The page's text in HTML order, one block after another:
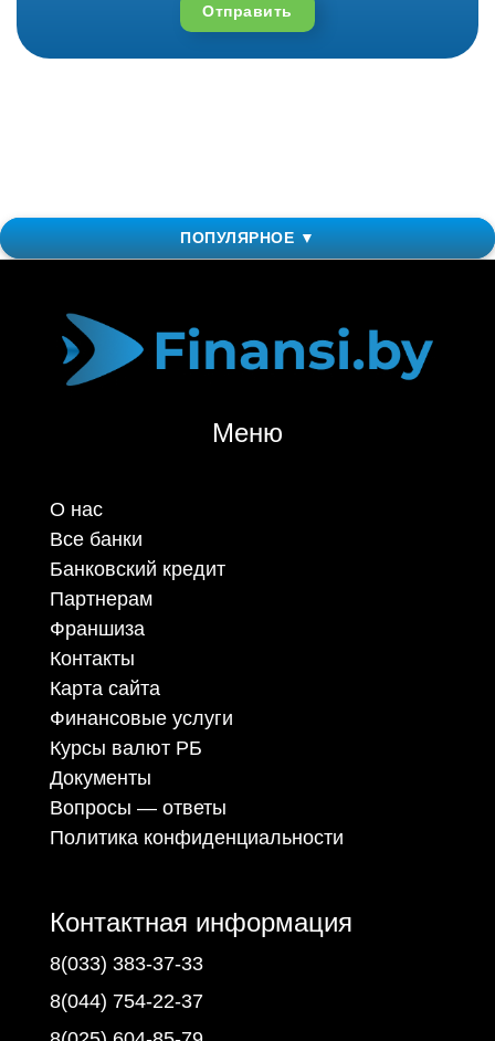
Отправить
ПОПУЛЯРНОЕ ▼
Меню
О нас
Все банки
Банковский кредит
Партнерам
Франшиза
Контакты
Карта сайта
Финансовые услуги
Курсы валют РБ
Документы
Вопросы — ответы
Политика конфиденциальности
Контактная информация
8(033) 383-37-33
8(044) 754-22-37